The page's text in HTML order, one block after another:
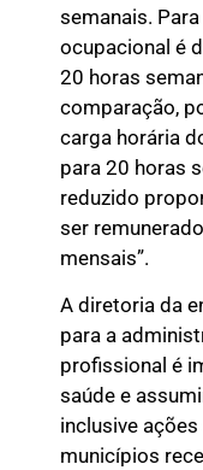
semanais.
ocupacional é
20 horas
comparação,
carga horária
para 20 horas
reduzido
ser
mensais”.
A diretoria da
para a
profissional é
saúde e
inclusive
municípios